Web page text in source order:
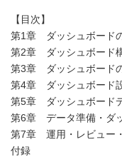
【目次】
第1章 ダッシュボード
第2章 ダッシュボード
第3章 ダッシュボード
第4章 ダッシュボード
第5章 ダッシュボード
第6章 データ準備・ダ
第7章 運用・レビュー
付録